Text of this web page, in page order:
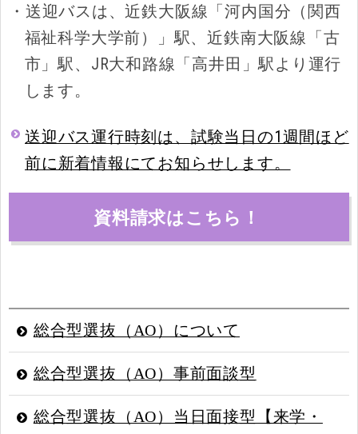
・送迎バスは、近鉄大阪線「河内国分（関西
福祉科学大学前）」駅、近鉄南大阪線「古
市」駅、JR大和路線「高井田」駅より運行
します。
送迎バス運行時刻は、試験当日の1週間ほど
前に新着情報にてお知らせします。
資料請求はこちら！
総合型選抜（AO）について
総合型選抜（AO）事前面談型
総合型選抜（AO）当日面接型【来学・